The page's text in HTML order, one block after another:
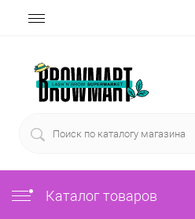
Каталог товаров